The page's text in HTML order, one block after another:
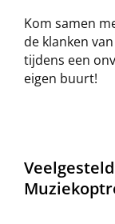
Kom samen
de klanken
tijdens een
eigen buurt!